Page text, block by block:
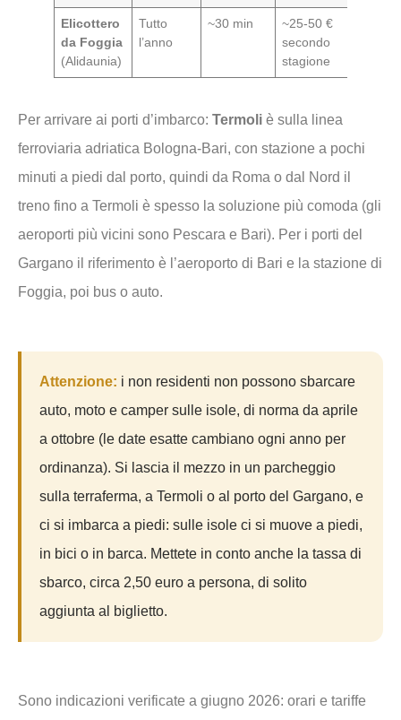
Elicottero
da Foggia
(Alidaunia)
Tutto
l’anno
~30 min
~25-50 €
secondo
stagione
Per arrivare ai porti d’imbarco: Termoli è sulla linea
ferroviaria adriatica Bologna-Bari, con stazione a pochi
minuti a piedi dal porto, quindi da Roma o dal Nord il
treno fino a Termoli è spesso la soluzione più comoda (gli
aeroporti più vicini sono Pescara e Bari). Per i porti del
Gargano il riferimento è l’aeroporto di Bari e la stazione di
Foggia, poi bus o auto.
Attenzione: i non residenti non possono sbarcare
auto, moto e camper sulle isole, di norma da aprile
a ottobre (le date esatte cambiano ogni anno per
ordinanza). Si lascia il mezzo in un parcheggio
sulla terraferma, a Termoli o al porto del Gargano, e
ci si imbarca a piedi: sulle isole ci si muove a piedi,
in bici o in barca. Mettete in conto anche la tassa di
sbarco, circa 2,50 euro a persona, di solito
aggiunta al biglietto.
Sono indicazioni verificate a giugno 2026: orari e tariffe